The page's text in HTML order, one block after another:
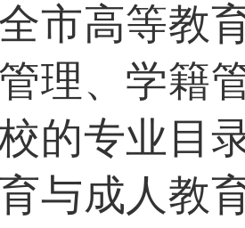
市高等教
理、学籍
的专业目
与成人教